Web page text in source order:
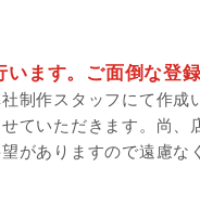
います。ご面倒な登
制作スタッフにて作
ていただきます。尚
がありますので遠慮